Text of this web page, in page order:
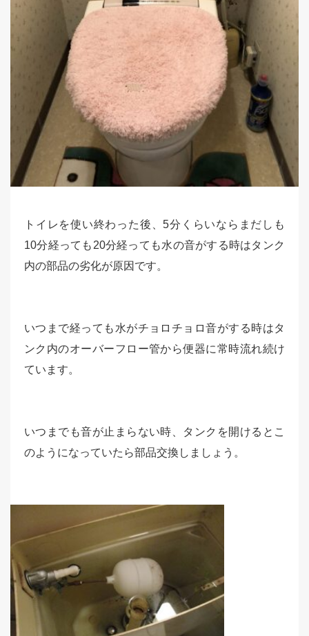
トイレを使い終わった後、5分くらいならまだしも
10分経っても20分経っても水の音がする時はタンク
内の部品の劣化が原因です。
いつまで経っても水がチョロチョロ音がする時はタ
ンク内のオーバーフロー管から便器に常時流れ続け
ています。
いつまでも音が止まらない時、タンクを開けるとこ
のようになっていたら部品交換しましょう。